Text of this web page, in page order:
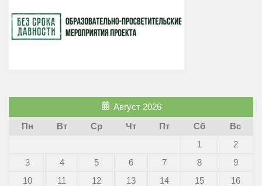
Август 2026
Пн
Вт Ср Чт Пт Сб
Вс
1
2
3
4 5 6 7 8
9
10
11 12 13 14 15 16